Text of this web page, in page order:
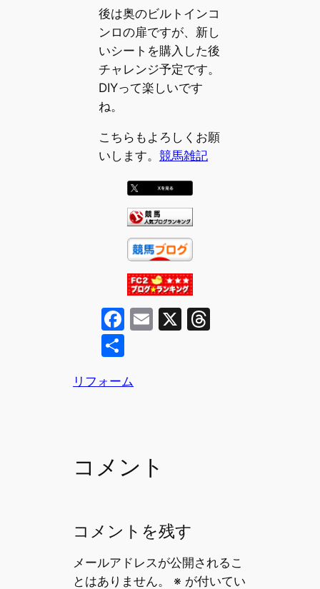
後は奥のビルトインコ
ンロの扉ですが、新し
いシートを購入した後
チャレンジ予定です。
DIYって楽しいです
ね。
こちらもよろしくお願
いします。 競馬雑記
F
a
c
e
o
k
E X T
共
リフォーム
コメント
コメントを残す
メールアドレスが公開されるこ
とはありません。
※ が付いてい